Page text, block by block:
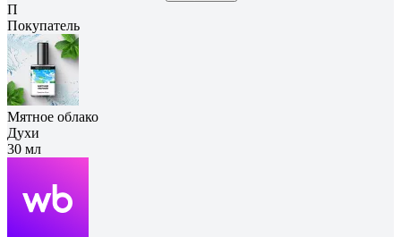
П
Покупатель
Мятное облако
Духи
30 мл